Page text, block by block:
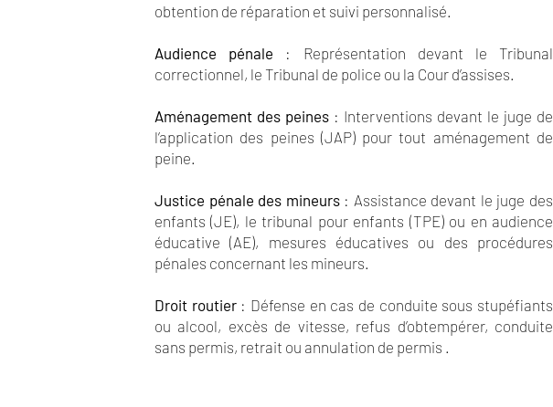
obtention de réparation et suivi personnalisé.
Audience pénale : Représentation devant le Tribunal
correctionnel, le Tribunal de police ou la Cour d’assises.
Aménagement des peines : Interventions devant le juge de
l’application des peines (JAP) pour tout aménagement de
peine.
Justice pénale des mineurs: Assistance devant le juge des
enfants (JE), le tribunal pour enfants (TPE) ou en audience
éducative (AE), mesures éducatives ou des procédures
pénales concernant les mineurs.
Droit routier : Défense en cas de conduite sous stupéfiants
ou alcool, excès de vitesse, refus d’obtempérer, conduite
sans permis, retrait ou annulation de permis .